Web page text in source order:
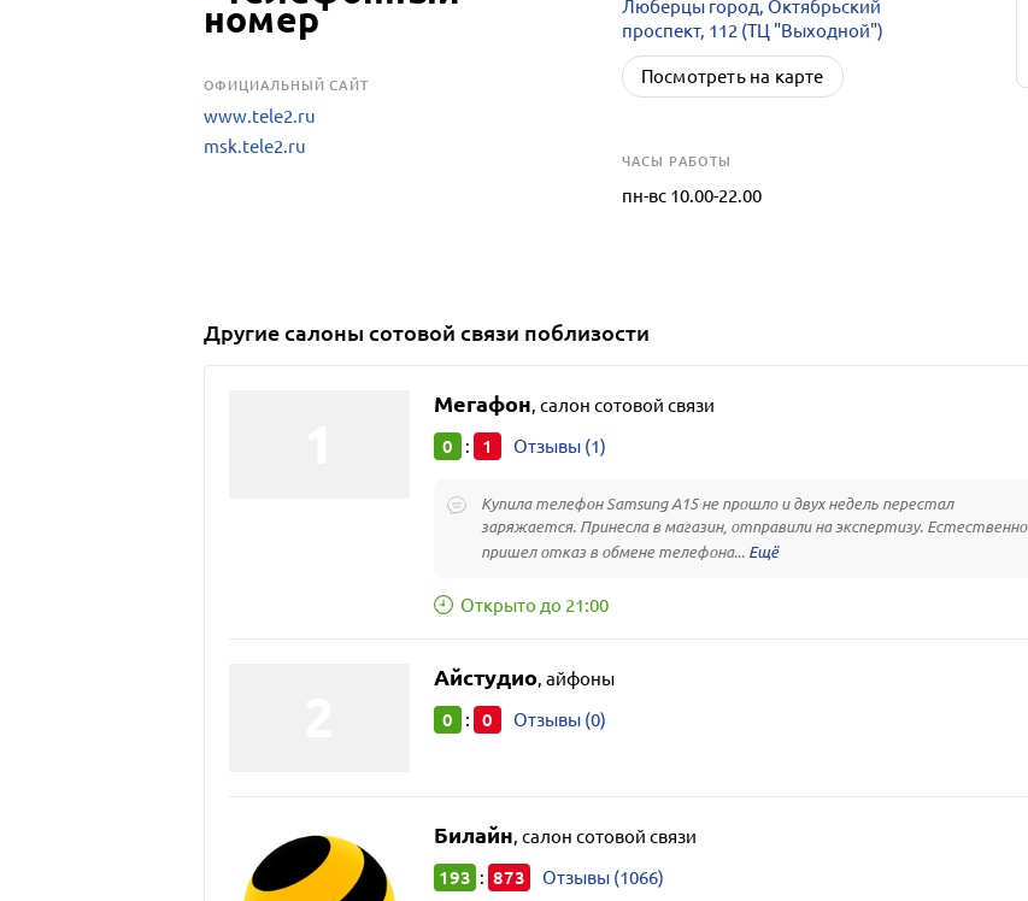
OФИЦИАЛЬНЫЙ САЙТ
www.tele2.ru
msk.tele2.ru
Люберцы город, Октябрьский
проспект, 112 (ТЦ "Выходной")
Посмотреть на карте
ЧАСЫ РАБОТЫ
пн-вс 10.00-22.00
Другиесалоны сотовой связи поблизости
Мегафон, салон сотовой связи
0 : 1 Отзывы (1)
Купила телефон Samsung A15 не прошло и двух недель перестал
заряжается. Принесла в магазин, отправили на экспертизу. Естественно
пришел отказ в обмене телефона...
Открыто до 21:00
Айстудио, айфоны
0 : 0 Отзывы (0)
Билайн, салон сотовой связи
193 : 873 Отзывы (1066)